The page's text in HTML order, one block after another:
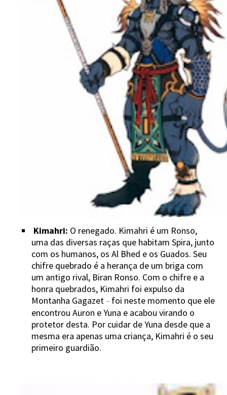
Kimahri: O renegado. Kimahri é um Ronso,
uma das diversas raças que habitam Spira, junto
com os humanos, os Al Bhed e os Guados. Seu
chifre quebrado é a herança de um briga com
um antigo rival, Biran Ronso. Com o chifre e a
honra quebrados, Kimahri foi expulso da
Montanha Gagazet− foi neste momento que ele
encontrou Auron e Yuna e acabou virando o
protetor desta. Por cuidar de Yuna desde que a
mesma era apenas uma criança, Kimahri é o seu
primeiro guardião.